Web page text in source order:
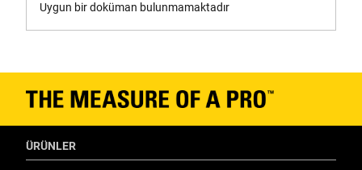
Uygun bir doküman bulunmamaktadır
ÜRÜNLER